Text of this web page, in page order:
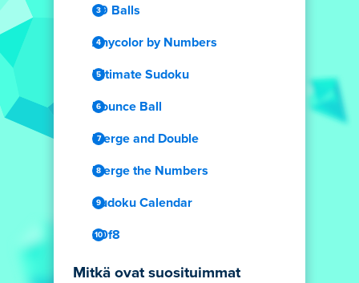
99 Balls
Anycolor by Numbers
Ultimate Sudoku
Bounce Ball
Merge and Double
Merge the Numbers
Sudoku Calendar
20f8
Mitkä ovat suosituimmat